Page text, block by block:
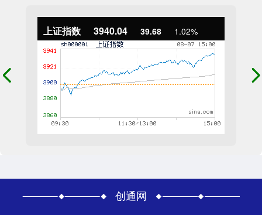
上证指数 3940.04 39.68 1.02%
创通网